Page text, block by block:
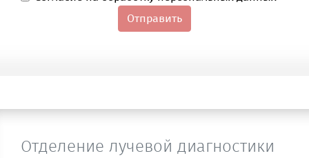
Отправить
Отделение лучевой диагностики